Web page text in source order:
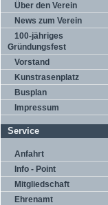
Über den Verein
News zum Verein
100-jähriges
Gründungsfest
Vorstand
Kunstrasenplatz
Busplan
Impressum
Service
Anfahrt
Info - Point
Mitgliedschaft
Ehrenamt